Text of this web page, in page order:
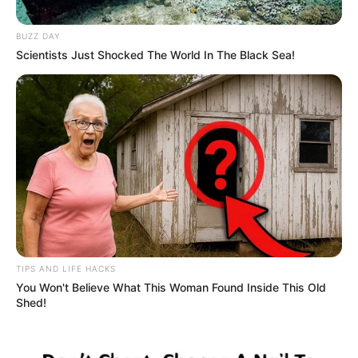
Fiscalía General de la Nación
Presunto homicida de hombre en Anzá, Antioquia
Por: Eduar Rendón Daza
Enero 6, 2024
BUZZ DAY
Scientists Just Shocked The World In The Black Sea!
TIPS AND LIFE HACKS
You Won't Believe What This Woman Found Inside This Old
Shed!